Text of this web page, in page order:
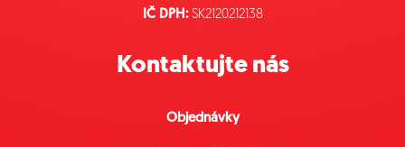
IČ DPH:SK2120212138
Kontaktujte nás
Objednávky